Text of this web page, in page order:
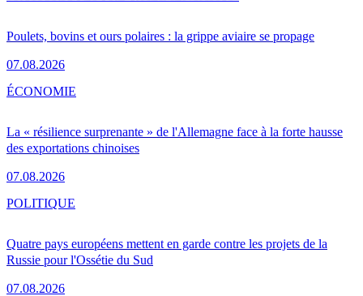
Poulets, bovins et ours polaires : la grippe aviaire se propage
07.08.2026
La « résilience surprenante » de l'Allemagne face à la forte hausse
des exportations chinoises
07.08.2026
ÉCONOMIE
Quatre pays européens mettent en garde contre les projets de la
Russie pour l'Ossétie du Sud
07.08.2026
POLITIQUE